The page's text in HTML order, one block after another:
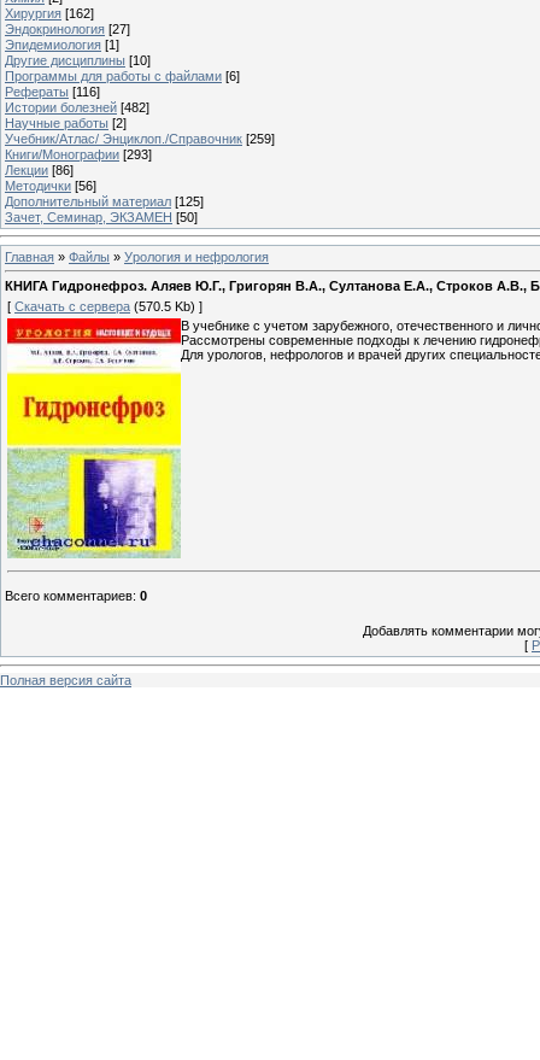
Хирургия [162]
Эндокринология [27]
Эпидемиология [1]
Другие дисциплины [10]
Программы для работы с файлами [6]
Рефераты [116]
Истории болезней [482]
Научные работы [2]
Учебник/Атлас/ Энциклоп./Справочник [259]
Книги/Монографии [293]
Лекции [86]
Методички [56]
Дополнительный материал [125]
Зачет, Семинар, ЭКЗАМЕН [50]
Главная » Файлы » Урология и нефрология
КНИГА Гидронефроз. Аляев Ю.Г., Григорян В.А., Султанова Е.А., Строков А.В.,
[ Скачать с сервера (570.5 Kb) ]
В учебнике с учетом зарубежного, отечественного и
Рассмотрены современные подходы к лечению
Для урологов, нефрологов и врачей других
Всего комментариев: 0
Добавлять комментарии
[
Полная версия сайта